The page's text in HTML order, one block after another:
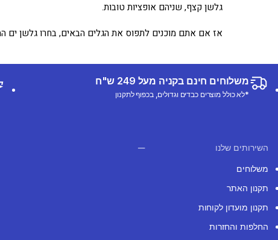
גלשן קצף, שניהם אופציות טובות.
אז אם אתם מוכנים לתפוס את הגלים הבאים, בחרו גלשן ים
משלוחים חינם בקניה מעל 249 ש"ח
*לא כולל מוצרים כבדים וגדולים, בכפוף לתקנון
השירותים שלנו
משלוחים
תקנון האתר
תקנון מועדון לקוחות
החלפות והחזרות